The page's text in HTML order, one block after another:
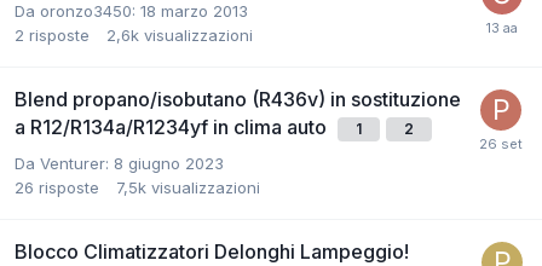
Da oronzo3450: 18 marzo 2013
2 risposte 2,6k visualizzazioni
Blend propano/isobutano (R436v) in sostituzione
a R12/R134a/R1234yf in clima auto
1 2
Da Venturer: 8 giugno 2023
26 risposte 7,5k visualizzazioni
Blocco Climatizzatori Delonghi Lampeggio!